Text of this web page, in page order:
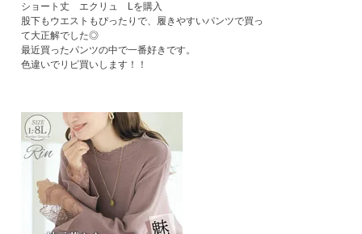
ショート丈　エクリュ　Lを購入
股下もウエストもぴったりで、履きやすいパンツで買っ
て大正解でした◎
最近買ったパンツの中で一番好きです。
色違いでリピ買いします！！